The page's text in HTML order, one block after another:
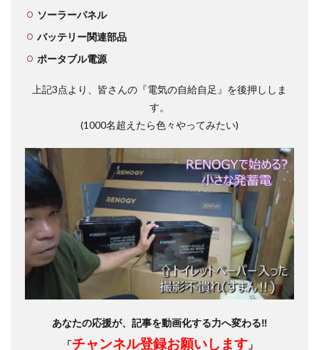
ソーラーパネル
バッテリー関連部品
ポータブル電源
上記3点より、皆さんの『電気の自給自足』を後押ししま
す。
(1000名超えたら色々やってみたい)
あなたの応援が、記事を動画化する力へ変わる‼
「チャンネル登録お願いします」